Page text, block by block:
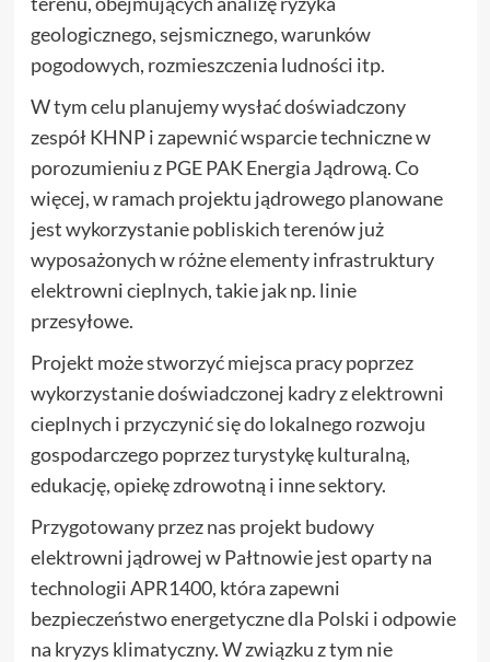
geologicznego, sejsmicznego, warunków
pogodowych, rozmieszczenia ludności itp.
W tym celu planujemy wysłać doświadczony
zespół KHNP i zapewnić wsparcie techniczne w
porozumieniu z PGE PAK Energia Jądrową. Co
więcej, w ramach projektu jądrowego planowane
jest wykorzystanie pobliskich terenów już
wyposażonych w różne elementy infrastruktury
elektrowni cieplnych, takie jak np. linie
przesyłowe.
Projekt może stworzyć miejsca pracy poprzez
wykorzystanie doświadczonej kadry z elektrowni
cieplnych i przyczynić się do lokalnego rozwoju
gospodarczego poprzez turystykę kulturalną,
edukację, opiekę zdrowotną i inne sektory.
Przygotowany przez nas projekt budowy
elektrowni jądrowej w Pałtnowie jest oparty na
technologii APR1400, która zapewni
bezpieczeństwo energetyczne dla Polski i odpowie
na kryzys klimatyczny. W związku z tym nie